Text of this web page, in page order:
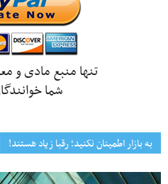
تنها منبع مادی و
شما
به بازار اطمینان نکنید؛ رقبا زیاد هستند!